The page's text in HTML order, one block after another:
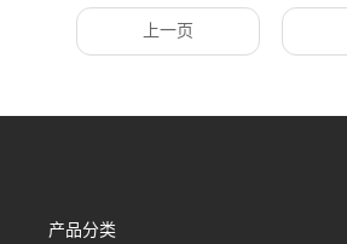
冷却流水线
上一页
产品分类